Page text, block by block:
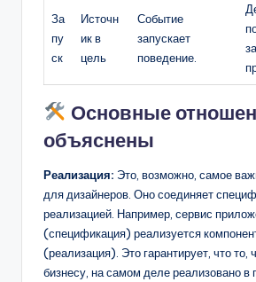
За
пу
ск
Источн
ик в
цель
Событие
запускает
поведение.
Основные
объяснены
Реализация: Это, возможно, самое
для дизайнеров. Оно соединяет
реализацией. Например, сервис
(спецификация) реализуется
(реализация). Это гарантирует, что то,
бизнесу, на самом деле реализовано в